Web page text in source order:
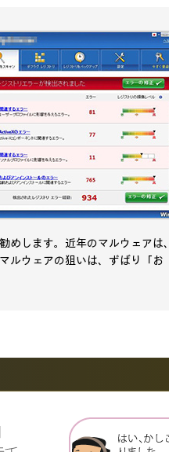
します。近年のマルウェアは、
ルウェアの狙いは、ずばり「お